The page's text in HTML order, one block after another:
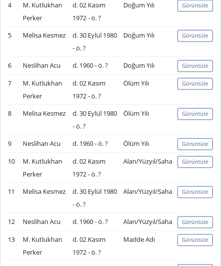
4
M. Kutlukhan
Perker
d. 02 Kasım
1972 - ö. ?
Doğum Yılı Görüntüle
5 Melisa Kesmez
d. 30 Eylül 1980
- ö. ?
Doğum Yılı Görüntüle
6 Neslihan Acu d. 1960 - ö. ? Doğum Yılı Görüntüle
7
M. Kutlukhan
Perker
d. 02 Kasım
1972 - ö. ?
Ölüm Yılı Görüntüle
8 Melisa Kesmez
d. 30 Eylül 1980
- ö. ?
Ölüm Yılı Görüntüle
9 Neslihan Acu d. 1960 - ö. ? Ölüm Yılı Görüntüle
10
M. Kutlukhan
Perker
d. 02 Kasım
1972 - ö. ?
Alan/Yüzyıl/Saha Görüntüle
11 Melisa Kesmez
d. 30 Eylül 1980
- ö. ?
Alan/Yüzyıl/Saha Görüntüle
12 Neslihan Acu d. 1960 - ö. ? Alan/Yüzyıl/Saha Görüntüle
13
M. Kutlukhan
Perker
d. 02 Kasım
1972 - ö. ?
Madde Adı Görüntüle